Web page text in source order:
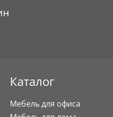
Каталог
Мебель для офиса